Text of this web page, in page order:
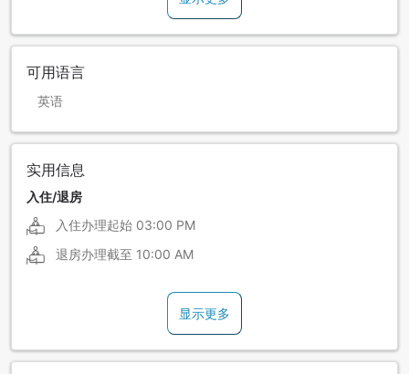
可用语言
英语
实用信息
入住/退房
入住办理起始 03:00 PM
退房办理截至 10:00 AM
显示更多